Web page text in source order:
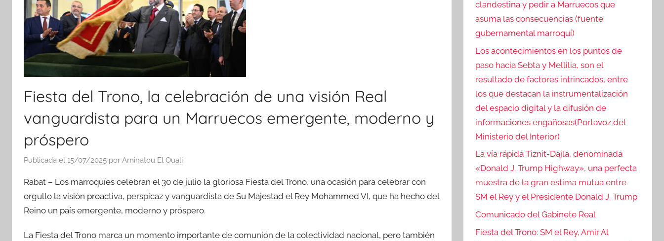
Fiesta del Trono, la celebración de una visión Real
vanguardista para un Marruecos emergente, moderno y
próspero
Publicada el 15/07/2025 por Aminatou El Ouali
Rabat – Los marroquíes celebran el 30 de julio la gloriosa Fiesta del Trono, una ocasión para celebrar con
orgullo la visión proactiva, perspicaz y vanguardista de Su Majestad el Rey Mohammed VI, que ha hecho del
Reino un país emergente, moderno y próspero.
La Fiesta del Trono marca un momento importante de comunión de la colectividad nacional, pero también
clandestina y pedir a Marruecos que
asuma las consecuencias (fuente
gubernamental marroquí)
Los acontecimientos en los puntos de
paso hacia Sebta y Mellilia, son el
resultado de factores intrincados, entre
los que destacan la instrumentalización
del espacio digital y la difusión de
informaciones engañosas(Portavoz del
Ministerio del Interior)
La vía rápida Tiznit-Dajla, denominada
«Donald J. Trump Highway», una perfecta
muestra de la gran estima mutua entre
SM el Rey y el Presidente Donald J. Trump
Comunicado del Gabinete Real
Fiesta del Trono: SM el Rey, Amir Al